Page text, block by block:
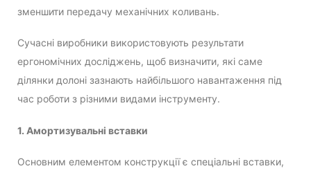
зменшити передачу механічних коливань.
Сучасні виробники використовують результати
ергономічних досліджень, щоб визначити, які саме
ділянки долоні зазнають найбільшого навантаження під
час роботи з різними видами інструменту.
1. Амортизувальні вставки
Основним елементом конструкції є спеціальні вставки,